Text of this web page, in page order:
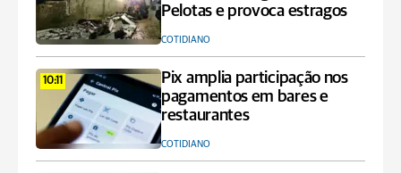
Pelotas e provoca estragos
COTIDIANO
10:11
Pix amplia participação nos
pagamentos em bares e
restaurantes
COTIDIANO